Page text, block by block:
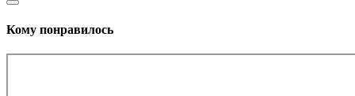
Кому понравилось